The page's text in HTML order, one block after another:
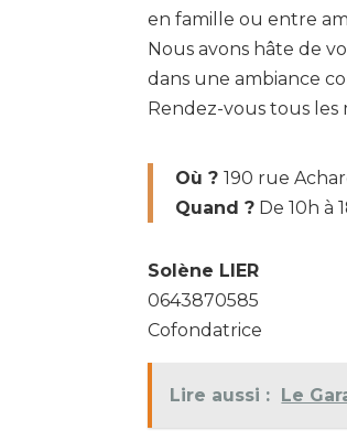
en famille ou entre
Nous avons hâte de
dans une ambiance
Rendez-vous tous les
Où ?190 rue
Quand ? De 10h à
Solène LIER
0643870585
Cofondatrice
Lire aussi : Le